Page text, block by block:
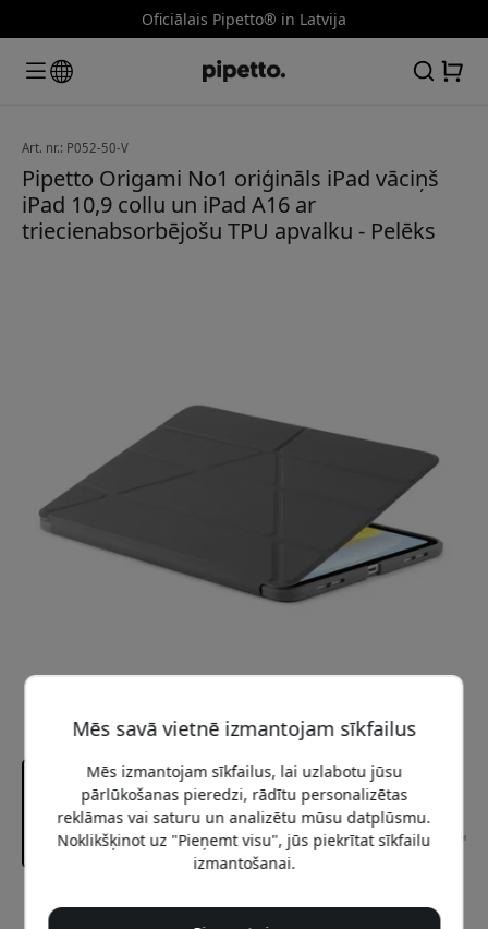
Oficiālais Pipetto® in Latvija
Art. nr.: P052-50-V
Pipetto Origami No1 oriģināls iPad vāciņš
iPad 10,9 collu un iPad A16 ar
triecienabsorbējošu TPU apvalku - Pelēks
Ieteicamā cena
Mēs savā vietnē izmantojam sīkfailus
Mēs izmantojam sīkfailus, lai uzlabotu jūsu
pārlūkošanas pieredzi, rādītu personalizētas
reklāmas vai saturu un analizētu mūsu datplūsmu.
Noklikšķinot uz "Pieņemt visu", jūs piekrītat sīkfailu
izmantošanai.